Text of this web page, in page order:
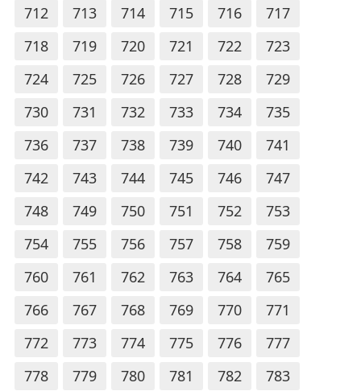
712
713 714 715 716
717
718
719 720 721 722
723
724
725 726 727 728
729
730
731 732 733 734
735
736
737 738 739 740
741
742
743 744 745 746
747
748
749 750 751 752
753
754
755 756 757 758
759
760
761 762 763 764
765
766
767 768 769 770
771
772
773 774 775 776
777
778
779 780 781 782
783